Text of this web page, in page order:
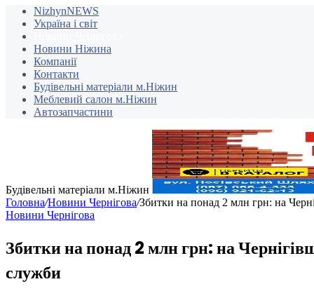
NizhynNEWS
Україна і світ
Новини Ніжина
Компанії
Контакти
Будівельні матеріали м.Ніжин
Меблевий салон м.Ніжин
Автозапчастини
Будівельні матеріали м.Ніжин
Головна/Новини Чернігова/Збитки на понад 2 млн грн: на
Новини Чернігова
Збитки на понад 2 млн грн: на
служби